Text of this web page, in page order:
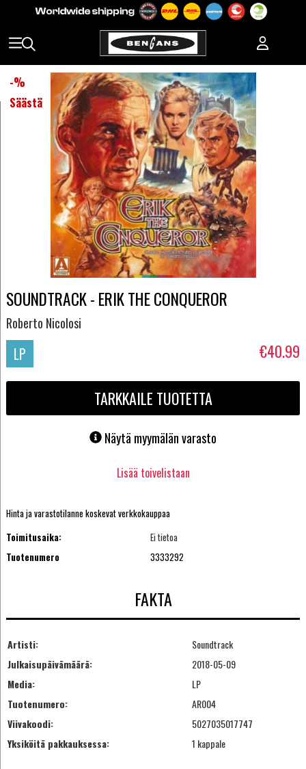
-%
Säästä
SOUNDTRACK - ERIK THE CONQUEROR
Roberto Nicolosi
LP €40.99
TARKKAILE TUOTETTA
Näytä myymälän varasto
Lisää toivelistaan
Hinta ja varastotilanne koskevat verkkokauppaa
Toimitusaika:
Ei tietoa
Tuotenumero
3333292
FAKTA
Artisti:
Soundtrack
Julkaisupäivämäärä:
2018-05-09
Media:
LP
Tuotenumero:
AR004
Viivakoodi:
5027035017747
Yksiköitä pakkauksessa:
1 kappale